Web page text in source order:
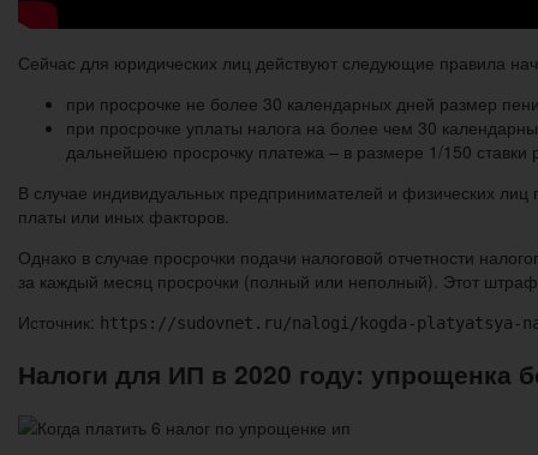
Сейчас для юридических лиц действуют следующие правила
при просрочке не более 30 календарных дней размер
при просрочке уплаты налога на более чем 30
дальнейшею просрочку платежа – в размере 1/150
В случае индивидуальных предпринимателей и физических лиц
платы или иных факторов.
Однако в случае просрочки подачи налоговой отчетности
за каждый месяц просрочки (полный или неполный). Этот
Источник: https://sudovnet.ru/nalogi/kogda-platyatsya-
Налоги для ИП в 2020 году: упрощенка